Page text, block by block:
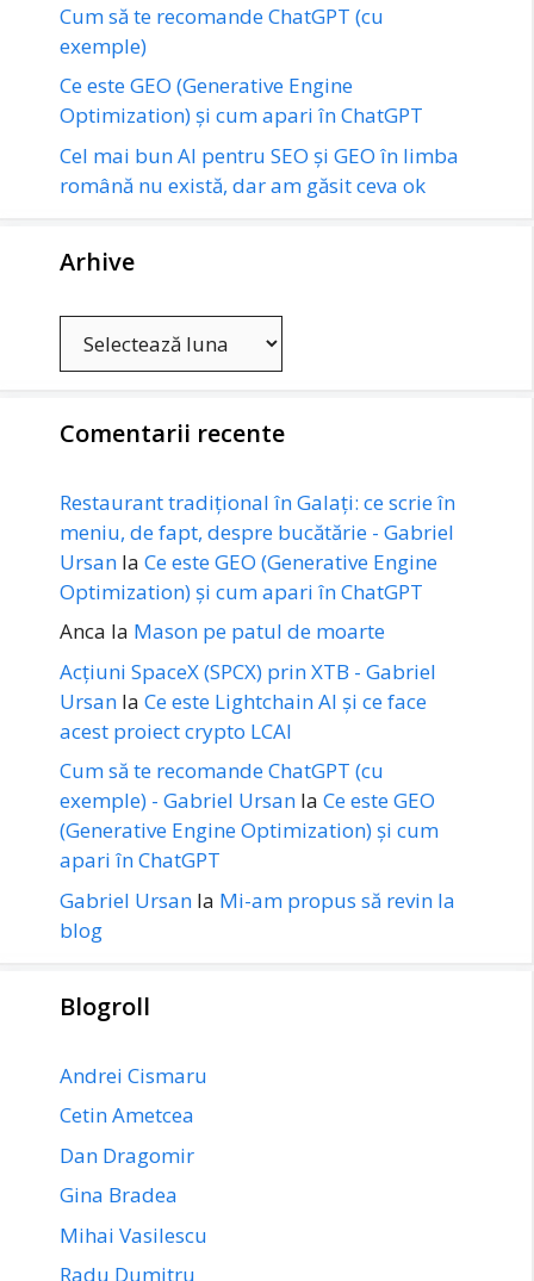
Cum să te recomande ChatGPT (cu
exemple)
Ce este GEO (Generative Engine
Optimization) și cum apari în ChatGPT
Cel mai bun AI pentru SEO și GEO în limba
română nu există, dar am găsit ceva ok
Arhive
Comentarii recente
Restaurant tradițional în Galați: ce scrie în
meniu, de fapt, despre bucătărie - Gabriel
Ursan la Ce este GEO (Generative Engine
Optimization) și cum apari în ChatGPT
Anca la Mason pe patul de moarte
Acțiuni SpaceX (SPCX) prin XTB - Gabriel
Ursan la Ce este Lightchain AI și ce face
acest proiect crypto LCAI
Cum să te recomande ChatGPT (cu
exemple) - Gabriel Ursan la Ce este GEO
(Generative Engine Optimization) și cum
apari în ChatGPT
Gabriel Ursan la Mi-am propus să revin la
blog
Blogroll
Andrei Cismaru
Cetin Ametcea
Dan Dragomir
Gina Bradea
Mihai Vasilescu
Radu Dumitru